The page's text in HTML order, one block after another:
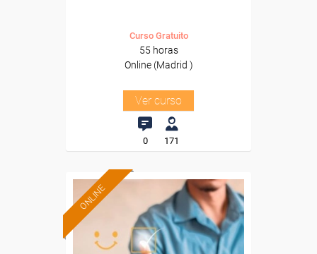
Curso Gratuito
55 horas
Online (Madrid )
Ver curso
0 171
ONLINE
Formación 100%
subvencionada.